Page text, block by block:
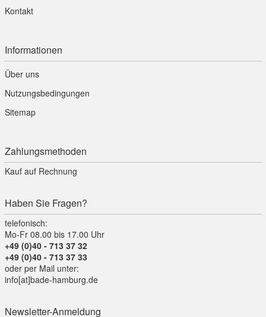
Kontakt
Informationen
Über uns
Nutzungsbedingungen
Sitemap
Zahlungsmethoden
Kauf auf Rechnung
Haben Sie Fragen?
telefonisch:
Mo-Fr 08.00 bis 17.00 Uhr
+49 (0)40 - 713 37 32
+49 (0)40 - 713 37 33
oder per Mail unter:
info[at]bade-hamburg.de
Newsletter-Anmeldung